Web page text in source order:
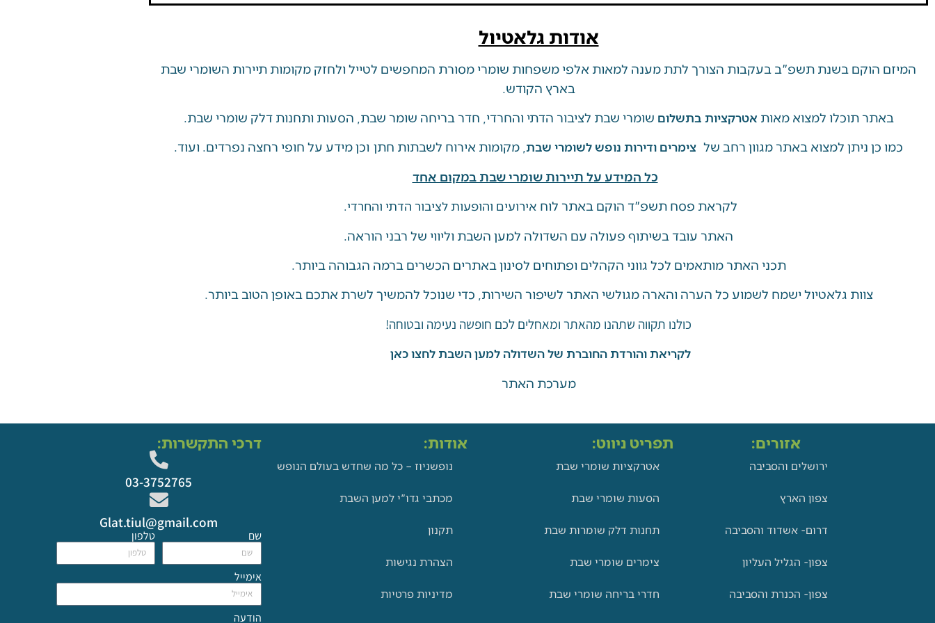
אודות גלאטיול
המיזם הוקם בשנת תשפ"ב בעקבות הצורך לתת מענה למאות אלפי משפחות שומרי מסורת המחפשים לטייל ולחזק מקומות תיירות השומרי שבת
בארץ הקודש.
באתר תוכלו למצוא מאות אטרקציות בתשלום שומרי שבת לציבור הדתי והחרדי, חדר בריחה שומר שבת, הסעות ותחנות דלק שומרי שבת.
כמו כן ניתן למצוא באתר מגוון רחב של צימרים ודירות נופש לשומרי שבת , מקומות אירוח לשבתות חתן וכן מידע על חופי רחצה נפרדים. ועוד.
כל המידע על תיירות שומרי שבת במקום אחד
לקראת פסח תשפ"ד הוקם באתר לוח אירועים והופעות לציבור הדתי והחרדי.
האתר עובד בשיתוף פעולה עם השדולה למען השבת וליווי של רבני הוראה.
תכני האתר מותאמים לכל גווני הקהלים ופתוחים לסינון באתרים הכשרים ברמה הגבוהה ביותר.
צוות גלאטיול ישמח לשמוע כל הערה והארה מגולשי האתר לשיפור השירות, כדי שנוכל להמשיך לשרת אתכם באופן הטוב ביותר.
כולנו תקווה שתהנו מהאתר ומאחלים לכם חופשה נעימה ובטוחה!
לקריאת והורדת החוברת של השדולה למען השבת לחצו כאן
מערכת האתר
אזורים:
ירושלים והסביבה
צפון הארץ
דרום- אשדוד והסביבה
צפון- הגליל העליון
צפון- הכנרת והסביבה
תפריט ניווט:
אטרקציות שומרי שבת
הסעות שומרי שבת
תחנות דלק שומרות שבת
צימרים שומרי שבת
חדרי בריחה שומרי שבת
אודות:
נופשניוז – כל מה שחדש בעולם הנופש
מכתבי גדו"י למען השבת
תקנון
הצהרת נגישות
מדיניות פרטיות
דרכי התקשרות:
03-3752765
Glat.tiul@gmail.com
שם טלפון
אימייל
הודעה